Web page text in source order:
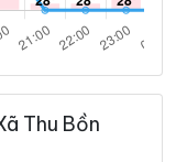
Thu Bồn